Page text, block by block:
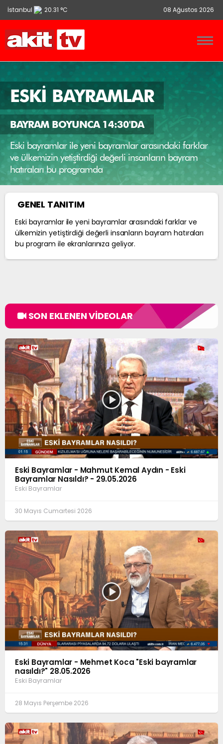
İstanbul 20.31 °C
Ankara 13.9 °C
İzmir 21.86 °C
08 Ağustos 2026
ESKİ BAYRAMLAR
BAYRAM BOYUNCA 14:30'DA
Eski bayramlar ile yeni bayramlar arasındaki farklar
ve ülkemizin yetiştirdiği değerli insanların bayram
hatıraları bu programda
GENEL TANITIM
Eski bayramlar ile yeni bayramlar arasındaki farklar ve
ülkemizin yetiştirdiği değerli insanların bayram hatıraları
bu program ile ekranlarınıza geliyor.
SON EKLENEN VİDEOLAR
Eski Bayramlar - Mahmut Kemal Aydın - Eski
Bayramlar Nasıldı? - 29.05.2026
Eski Bayramlar
30 Mayıs Cumartesi 2026
Eski Bayramlar - Mehmet Koca "Eski bayramlar
nasıldı?" 28.05.2026
Eski Bayramlar
28 Mayıs Perşembe 2026